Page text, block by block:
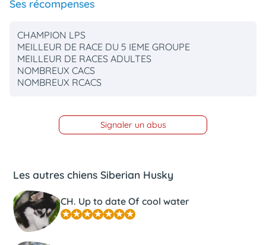
Ses récompenses
CHAMPION LPS
MEILLEUR DE RACE DU 5 IEME GROUPE
MEILLEUR DE RACES ADULTES
NOMBREUX CACS
NOMBREUX RCACS
Signaler un abus
Les autres chiens Siberian Husky
CH. Up to date Of cool water